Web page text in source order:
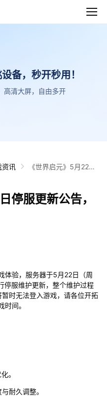
备，秒开秒用！
高清大屏，自由多开
资讯
《世界启元》5月22日
停服更新公告，
体验，服务器于5月22日（周
服维护更新，整个维护过程
时无法登入游戏，请各位开拓
间。
。
耐久调整。